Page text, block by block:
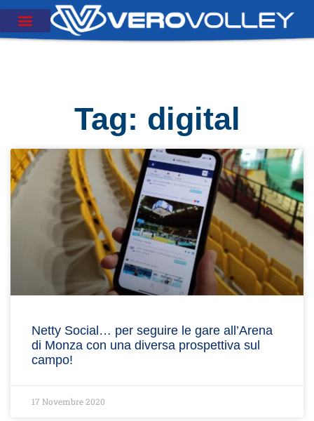
Tag: digital
Netty Social… per seguire le gare all’Arena
di Monza con una diversa prospettiva sul
campo!
17 Novembre 2020